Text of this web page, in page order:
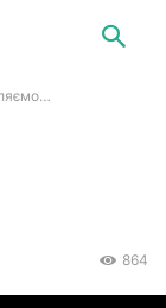
864